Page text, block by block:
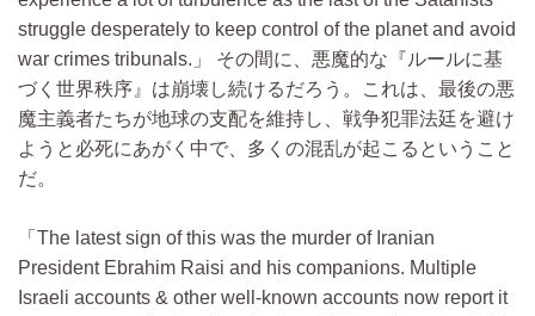
struggle desperately to keep control of the planet and avoid
war crimes tribunals.
その間に、悪魔的な『ルールに基
づく世界秩序』は崩壊し続けるだろう。これは、最後の悪
魔主義者たちが地球の支配を維持し、戦争犯罪法廷を避け
ようと必死にあがく中で、多くの混乱が起こるということ
だ。
The latest sign of this was the murder of Iranian
President Ebrahim Raisi and his companions. Multiple
Israeli accounts & other well-known accounts now report it